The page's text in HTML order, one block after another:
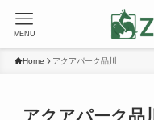
MENU
Home アクアパーク品川
アクアパーク品川